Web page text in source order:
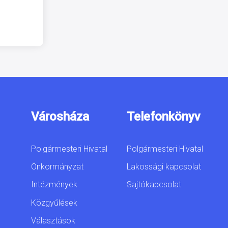
Városháza
Polgármesteri Hivatal
Önkormányzat
Intézmények
Közgyűlések
Választások
Telefonkönyv
Polgármesteri Hivatal
Lakossági kapcsolat
Sajtókapcsolat